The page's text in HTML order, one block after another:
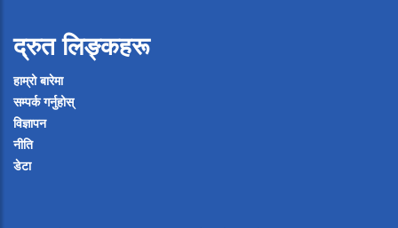
द्रुत लिङ्कहरू
हाम्रो बारेमा
सम्पर्क गर्नुहोस्
विज्ञापन
नीति
डेटा